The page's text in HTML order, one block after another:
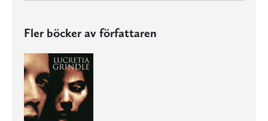
Fler böcker av författaren